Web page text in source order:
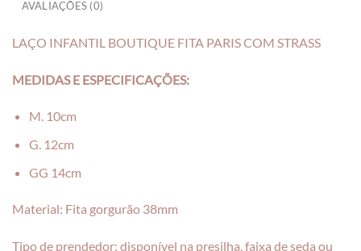
AVALIAÇÕES (0)
LAÇO INFANTIL BOUTIQUE FITA PARIS COM STRASS
MEDIDAS E ESPECIFICAÇÕES:
M. 10cm
G. 12cm
GG 14cm
Material: Fita gorgurão 38mm
Tipo de prendedor: disponível na presilha, faixa de seda ou